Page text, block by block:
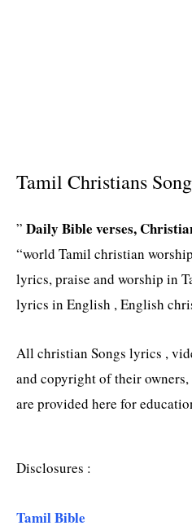
Tamil Christians
” Daily Bible verses,
“world Tamil christian
lyrics, praise and worship in
lyrics in English , English
All christian Songs lyrics ,
and copyright of their owners,
are provided here for
Disclosures :
Tamil Bible